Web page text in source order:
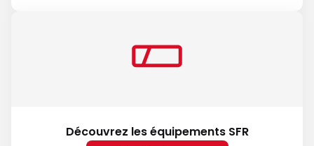
Découvrez les équipements SFR